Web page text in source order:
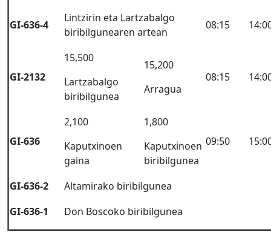
GI-636-4
Lintzirin eta Lartzabalgo
biribilgunearen artean
08:15
GI-2132
15,500
Lartzabalgo
biribilgunea
15,200
Arragua
08:15
GI-636
2,100
Kaputxinoen
gaina
1,800
Kaputxinoen
biribilgunea
09:50
GI-636-2
Altamirako biribilgunea
GI-636-1
Don Boscoko biribilgunea